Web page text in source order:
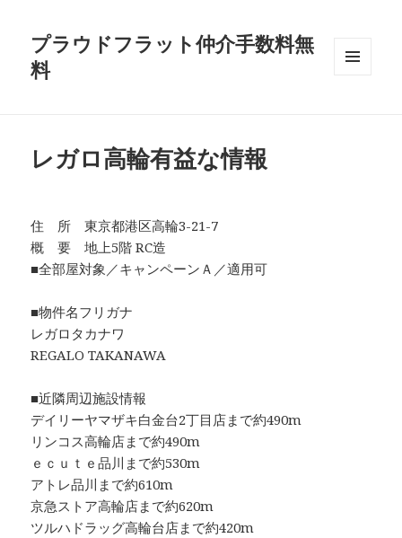
プラウドフラット仲介手数料無
料
レガロ高輪有益な情報
住 所 東京都港区高輪3-21-7
概 要 地上5階 RC造
■全部屋対象／キャンペーンＡ／適用可
■物件名フリガナ
レガロタカナワ
REGALO TAKANAWA
■近隣周辺施設情報
デイリーヤマザキ白金台2丁目店まで約490m
リンコス高輪店まで約490m
ｅｃｕｔｅ品川まで約530m
アトレ品川まで約610m
京急ストア高輪店まで約620m
ツルハドラッグ高輪台店まで約420m